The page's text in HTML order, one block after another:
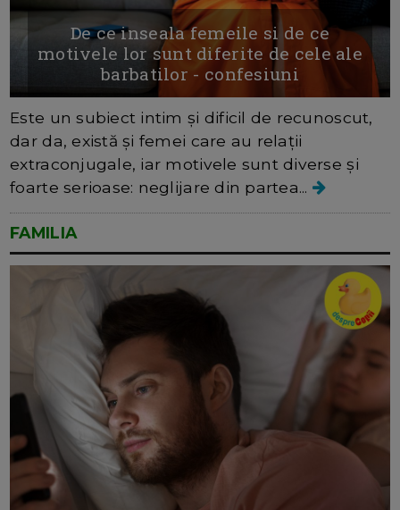
De ce inseala femeile si de ce
motivele lor sunt diferite de cele ale
barbatilor - confesiuni
Este un subiect intim și dificil de recunoscut,
dar da, există și femei care au relații
extraconjugale, iar motivele sunt diverse și
foarte serioase: neglijare din partea...
FAMILIA